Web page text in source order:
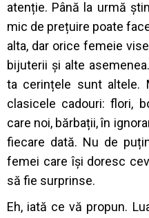
atenție. Până la urmă
mic de prețuire poate
alta, dar orice femeie
bijuterii și alte
ta cerințele sunt altele.
clasicele cadouri: flori,
care noi, bărbații, în
fiecare dată. Nu de
femei care își doresc
să fie surprinse.
Eh, iată ce vă propun.